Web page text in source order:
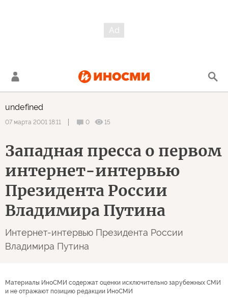
undefined
07 марта 2001 18:11 0 15
Западная пресса о первом
интернет-интервью
Президента России
Владимира Путина
Интернет-интервью Президента России
Владимира Путина
Материалы ИноСМИ содержат оценки исключительно зарубежных СМИ
и не отражают позицию редакции ИноСМИ